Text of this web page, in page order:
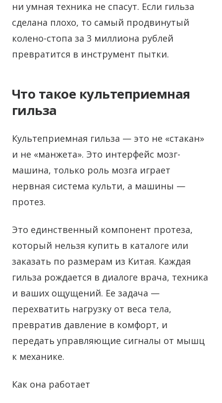
ни умная техника не спасут. Если гильза
сделана плохо, то самый продвинутый
колено-стопа за 3 миллиона рублей
превратится в инструмент пытки.
Что такое культеприемная
гильза
Культеприемная гильза — это не «стакан»
и не «манжета». Это интерфейс мозг-
машина, только роль мозга играет
нервная система культи, а машины —
протез.
Это единственный компонент протеза,
который нельзя купить в каталоге или
заказать по размерам из Китая. Каждая
гильза рождается в диалоге врача, техника
и ваших ощущений. Ее задача —
перехватить нагрузку от веса тела,
превратив давление в комфорт, и
передать управляющие сигналы от мышц
к механике.
Как она работает